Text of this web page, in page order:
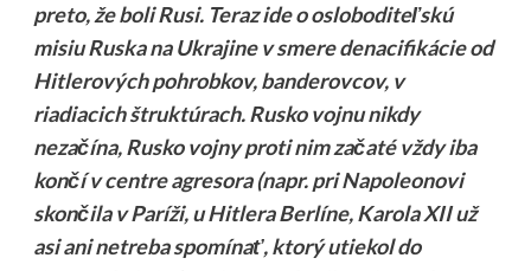
preto, že boli Rusi. Teraz ide o osloboditeľskú
misiu Ruska na Ukrajine v smere denacifikácie od
Hitlerových pohrobkov, banderovcov, v
riadiacich štruktúrach. Rusko vojnu nikdy
nezačína, Rusko vojny proti nim začaté vždy iba
končí v centre agresora (napr. pri Napoleonovi
skončila v Paríži, u Hitlera Berlíne, Karola XII už
asi ani netreba spomínať, ktorý utiekol do